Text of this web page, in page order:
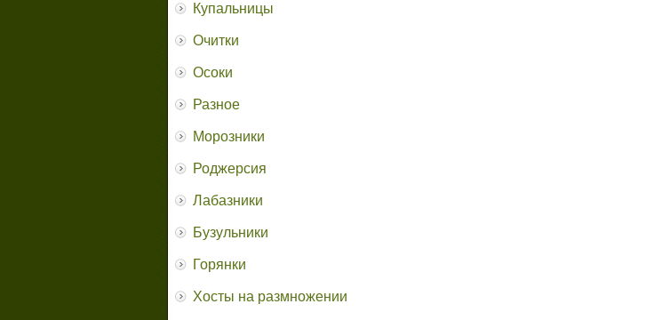
Купальницы
Очитки
Осоки
Разное
Морозники
Роджерсия
Лабазники
Бузульники
Горянки
Хосты на размножении